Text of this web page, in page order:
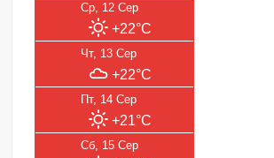
Ср, 12 Сер
+22°C
Чт, 13 Сер
+22°C
Пт, 14 Сер
+21°C
Сб, 15 Сер